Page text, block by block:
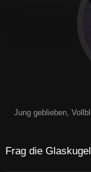
Jung geblieben,
Frag die Glaskugel